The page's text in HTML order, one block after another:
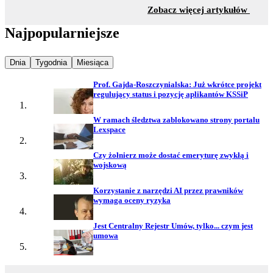
Zobacz więcej artykułów
Najpopularniejsze
Najpopularniejsze wiadomości z
Dnia Najpopularniejsze wiadomości z
Tygodnia Najpopularniejsze wiadomości z
Miesiąca
Prof. Gajda-Roszczynialska: Już wkrótce projekt
regulujący status i pozycję aplikantów KSSiP
W ramach śledztwa zablokowano strony portalu
Lexspace
Czy żołnierz może dostać emeryturę zwykłą i
wojskową
Korzystanie z narzędzi AI przez prawników
wymaga oceny ryzyka
Jest Centralny Rejestr Umów, tylko... czym jest
umowa